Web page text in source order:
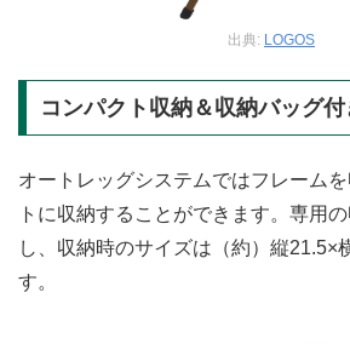
出典: LOGOS
コンパクト収納＆収納バッグ付
オートレッグシステムではフレーム
トに収納することができます。専用
し、収納時のサイズは（約）縦21.5×
す。